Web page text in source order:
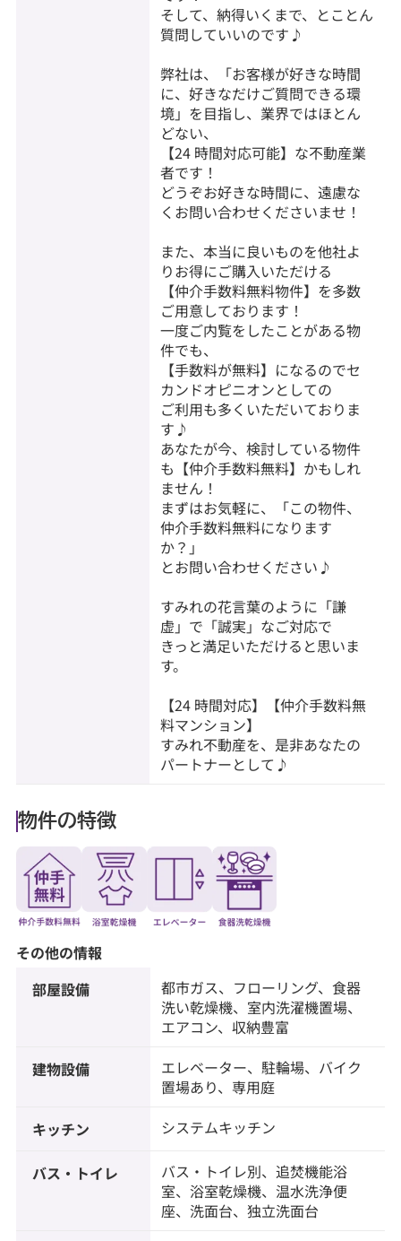
そして、納得いくまで、とことん
質問していいのです♪
弊社は、「お客様が好きな時間
に、好きなだけご質問できる環
境」を目指し、業界ではほとん
どない、
【24 時間対応可能】な不動産業
者です！
どうぞお好きな時間に、遠慮な
くお問い合わせくださいませ！
また、本当に良いものを他社よ
りお得にご購入いただける
【仲介手数料無料物件】を多数
ご用意しております！
一度ご内覧をしたことがある物
件でも、
【手数料が無料】になるのでセ
カンドオピニオンとしての
ご利用も多くいただいておりま
す♪
あなたが今、検討している物件
も【仲介手数料無料】かもしれ
ません！
まずはお気軽に、「この物件、
仲介手数料無料になります
か？」
とお問い合わせください♪
すみれの花言葉のように「謙
虚」で「誠実」なご対応で
きっと満足いただけると思いま
す。
【24 時間対応】【仲介手数料無
料マンション】
すみれ不動産を、是非あなたの
パートナーとして♪
物件の特徴
その他の情報
部屋設備
都市ガス、フローリング、食器
洗い乾燥機、室内洗濯機置場、
エアコン、収納豊富
建物設備
エレベーター、駐輪場、バイク
置場あり、専用庭
キッチン システムキッチン
バス・トイレ
バス・トイレ別、追焚機能浴
室、浴室乾燥機、温水洗浄便
座、洗面台、独立洗面台